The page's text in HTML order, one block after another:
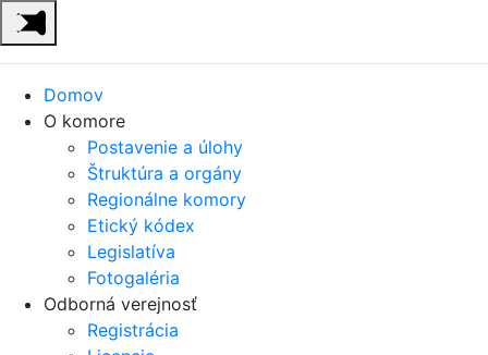
Domov
O komore
Postavenie a úlohy
Štruktúra a orgány
Regionálne komory
Etický kódex
Legislatíva
Fotogaléria
Odborná verejnosť
Registrácia